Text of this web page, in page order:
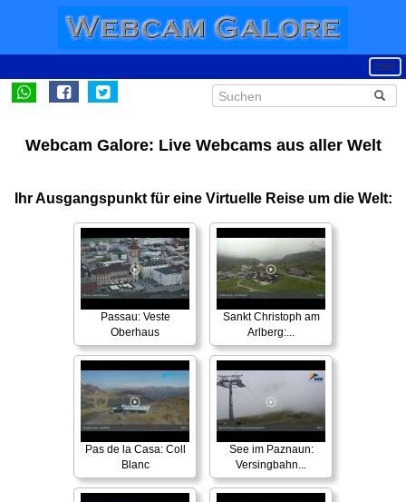
Webcam Galore: Live Webcams aus aller Welt
Ihr Ausgangspunkt für eine Virtuelle Reise um die Welt:
Passau: Veste
Oberhaus
Sankt Christoph am
Arlberg:...
Pas de la Casa: Coll
Blanc
See im Paznaun:
Versingbahn...